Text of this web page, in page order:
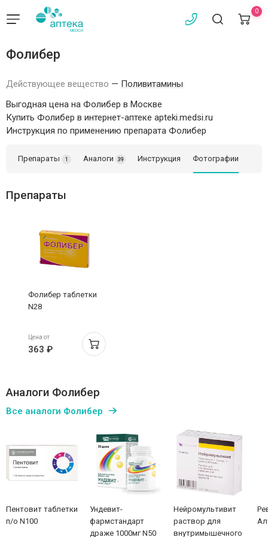
0
Фолибер
Действующее вещество — Поливитамины
Выгодная цена на Фолибер в Москве
Купить Фолибер в интернет-аптеке apteki.medsi.ru
Инструкция по применению препарата Фолибер
Препараты 1 Аналоги 39 Инструкция Фотографии
Препараты
Фолибер таблетки
N28
Цена от
363 ₽
Аналоги Фолибер
Все аналоги Фолибер
Пентовит таблетки
п/о N100
Ундевит-
фармстандарт
драже 1000мг N50
Нейромультивит
раствор для
внутримышечного